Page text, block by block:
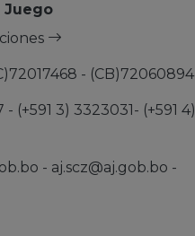
Juego
- (CB)72060894
(+591 3) 3323031- (+591 4)
- aj.scz@aj.gob.bo -